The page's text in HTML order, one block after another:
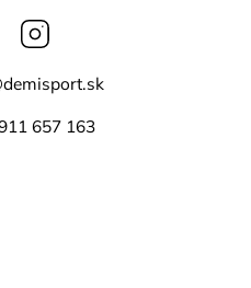
Facebook
demisport.sk
657 163